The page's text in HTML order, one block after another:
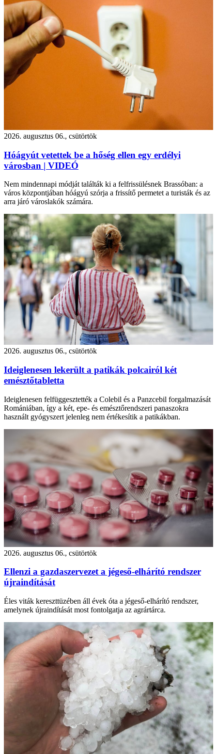
2026. augusztus 06., csütörtök
Hóágyút vetettek be a hőség ellen egy erdélyi
városban | VIDEÓ
Nem mindennapi módját találták ki a felfrissülésnek Brassóban: a
város központjában hóágyú szórja a frissítő permetet a turisták és az
arra járó városlakók számára.
2026. augusztus 06., csütörtök
Ideiglenesen lekerült a patikák polcairól két
emésztőtabletta
Ideiglenesen felfüggesztették a Colebil és a Panzcebil forgalmazását
Romániában, így a két, epe- és emésztőrendszeri panaszokra
használt gyógyszert jelenleg nem értékesítik a patikákban.
2026. augusztus 06., csütörtök
Ellenzi a gazdaszervezet a jégeső-elhárító rendszer
újraindítását
Éles viták kereszttüzében áll évek óta a jégeső-elhárító rendszer,
amelynek újraindítását most fontolgatja az agrártárca.